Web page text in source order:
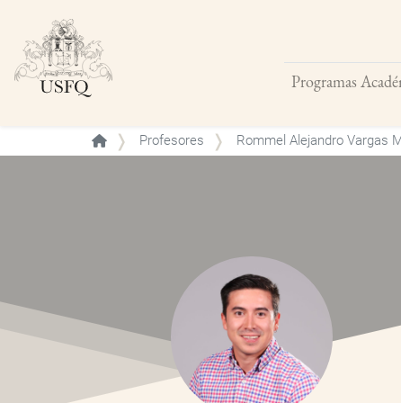
Programas
Buscar
Profesores Rommel Alejandro Vargas